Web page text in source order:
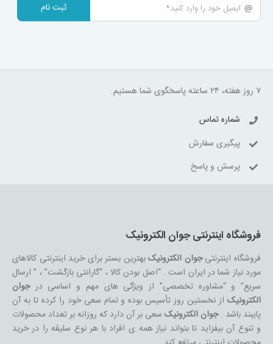
ثبت نام
۷ روز هفته، ۲۴ ساعته پاسخگوی شما هستیم.
شماره تماس
پیگیری سفارش
پرسش و پاسخ
فروشگاه اینترنتی جوان الکترونیک
فروشگاه اینترنتیجوان الکترونیکبهترین بستر برای خرید اینترنتی کالاهای
مورد نیاز شما در ایران است . “اصل بودن کالا ، “گارانتی بازگشت” ، ” ارسال
سریع” و “مشاوره تخصصی” از ویژگی های مهم و اساسی درجوان
الکترونیکاز نخستین روز تأسیس بوده و تمام سعی خود را کرده تا به آن
پایبند باشد .جوان الکترونیکسعی بر آن دارد که روزانه بر تعداد محصولات
و تنوع آن بیفزاید تا بتواند نیاز همه ی افراد با هر نوع سلیقه را در خرید